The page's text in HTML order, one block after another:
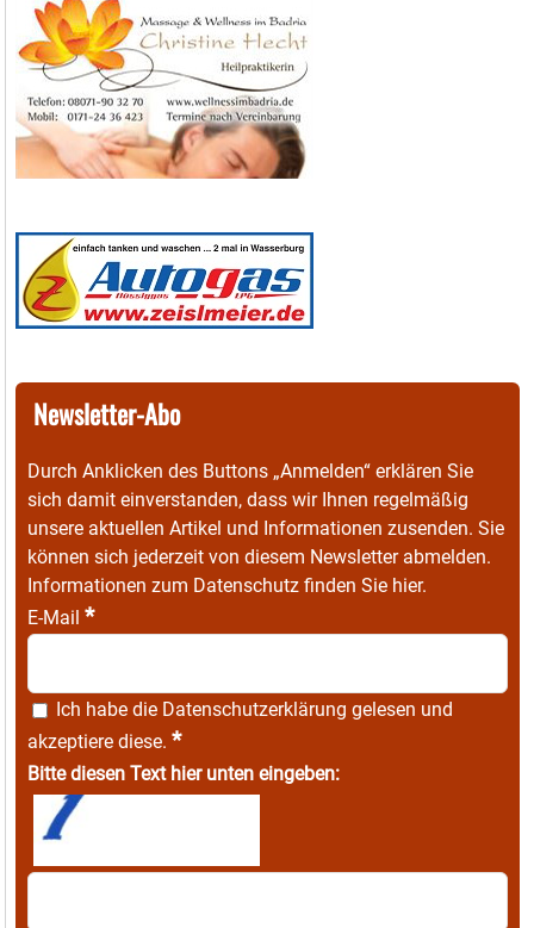
Newsletter-Abo
Durch Anklicken des Buttons „Anmelden“ erklären Sie
sich damit einverstanden, dass wir Ihnen regelmäßig
unsere aktuellen Artikel und Informationen zusenden. Sie
können sich jederzeit von diesem Newsletter abmelden.
Informationen zum Datenschutz finden Sie hier.
E-Mail *
Ich habe die Datenschutzerklärung gelesen und
akzeptiere diese. *
Bitte diesen Text hier unten eingeben: